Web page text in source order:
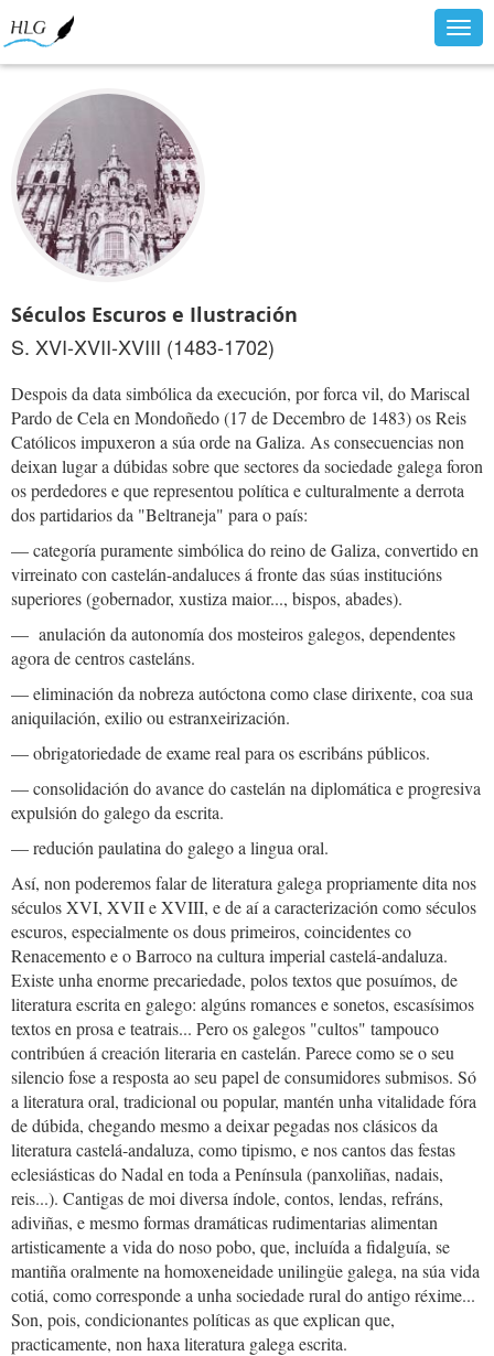
Séculos Escuros e Ilustración
S. XVI-XVII-XVIII (1483-1702)
Despois da data simbólica da execución, por forca vil, do Mariscal
Pardo de Cela en Mondoñedo (17 de Decembro de 1483) os Reis
Católicos impuxeron a súa orde na Galiza. As consecuencias non
deixan lugar a dúbidas sobre que sectores da sociedade galega foron
os perdedores e que representou política e culturalmente a derrota
dos partidarios da "Beltraneja" para o país:
— categoría puramente simbólica do reino de Galiza, convertido en
virreinato con castelán-andaluces á fronte das súas institucións
superiores (gobernador, xustiza maior..., bispos, abades).
— anulación da autonomía dos mosteiros galegos, dependentes
agora de centros casteláns.
— eliminación da nobreza autóctona como clase dirixente, coa sua
aniquilación, exilio ou estranxeirización.
— obrigatoriedade de exame real para os escribáns públicos.
— consolidación do avance do castelán na diplomática e progresiva
expulsión do galego da escrita.
— redución paulatina do galego a lingua oral.
Así, non poderemos falar de literatura galega propriamente dita nos
séculos XVI, XVII e XVIII, e de aí a caracterización como séculos
escuros, especialmente os dous primeiros, coincidentes co
Renacemento e o Barroco na cultura imperial castelá-andaluza.
Existe unha enorme precariedade, polos textos que posuímos, de
literatura escrita en galego: algúns romances e sonetos, escasísimos
textos en prosa e teatrais... Pero os galegos "cultos" tampouco
contribúen á creación literaria en castelán. Parece como se o seu
silencio fose a resposta ao seu papel de consumidores submisos. Só
a literatura oral, tradicional ou popular, mantén unha vitalidade fóra
de dúbida, chegando mesmo a deixar pegadas nos clásicos da
literatura castelá-andaluza, como tipismo, e nos cantos das festas
eclesiásticas do Nadal en toda a Península (panxoliñas, nadais,
reis...). Cantigas de moi diversa índole, contos, lendas, refráns,
adiviñas, e mesmo formas dramáticas rudimentarias alimentan
artisticamente a vida do noso pobo, que, incluída a fidalguía, se
mantiña oralmente na homoxeneidade unilingüe galega, na súa vida
cotiá, como corresponde a unha sociedade rural do antigo réxime...
Son, pois, condicionantes políticas as que explican que,
practicamente, non haxa literatura galega escrita.